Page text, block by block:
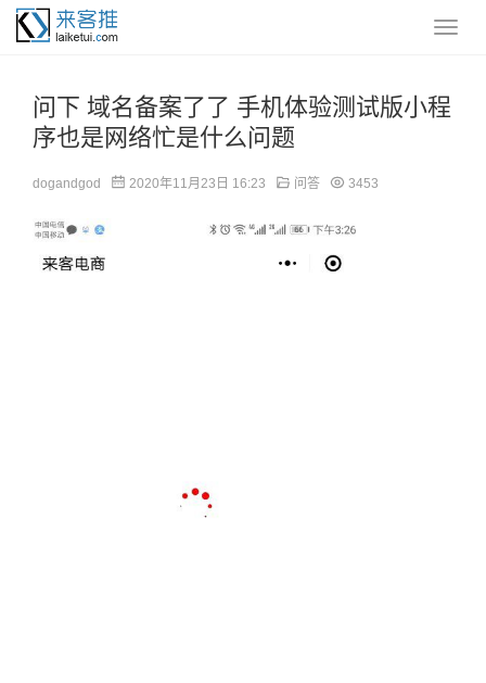
问下 域名备案了了 手机体验测试版小程
序也是网络忙是什么问题
dogandgod 2020年11月23日 16:23 问答 3453